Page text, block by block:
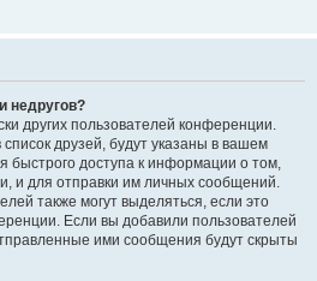
недругов?
других пользователей конференции.
друзей, будут указаны в вашем
быстрого доступа к информации о том,
и для отправки им личных сообщений.
также могут выделяться, если это
Если вы добавили пользователей
ими сообщения будут скрыты